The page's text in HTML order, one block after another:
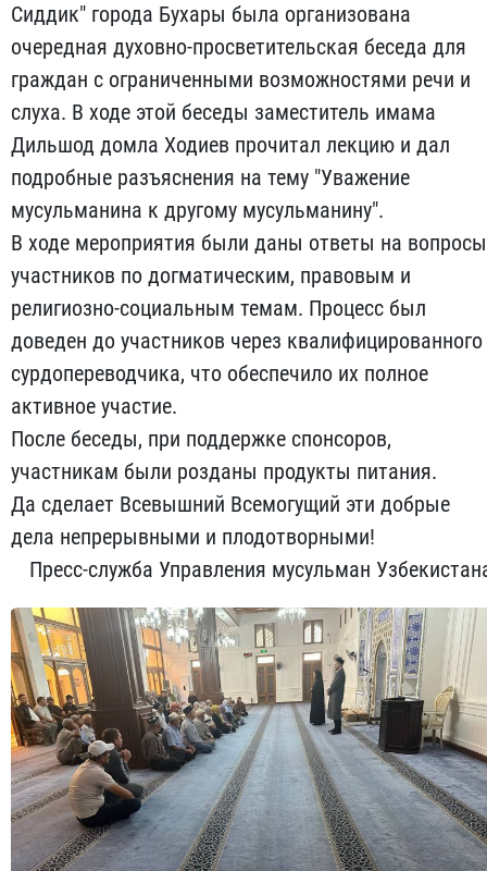
Сиддик" города Бухары была организована
очередная духовно-просветительская беседа для
граждан с ограниченными возможностями речи и
слуха. В ходе этой беседы заместитель имама
Дильшод домла Ходиев прочитал лекцию и дал
подробные разъяснения на тему "Уважение
мусульманина к другому мусульманину".
В ходе мероприятия были даны ответы на вопросы
участников по догматическим, правовым и
религиозно-социальным темам. Процесс был
доведен до участников через квалифицированного
сурдопереводчика, что обеспечило их полное
активное участие.
После беседы, при поддержке спонсоров,
участникам были розданы продукты питания.
Да сделает Всевышний Всемогущий эти добрые
дела непрерывными и плодотворными!
Пресс-служба Управления мусульман